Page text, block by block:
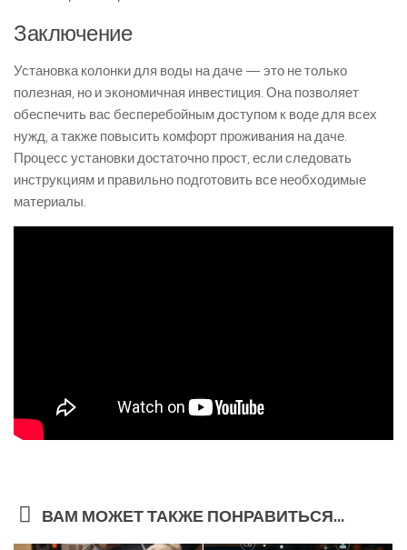
Заключение
Установка колонки для воды на даче — это не только
полезная, но и экономичная инвестиция. Она позволяет
обеспечить вас бесперебойным доступом к воде для всех
нужд, а также повысить комфорт проживания на даче.
Процесс установки достаточно прост, если следовать
инструкциям и правильно подготовить все необходимые
материалы.
ВАМ МОЖЕТ ТАКЖЕ ПОНРАВИТЬСЯ...